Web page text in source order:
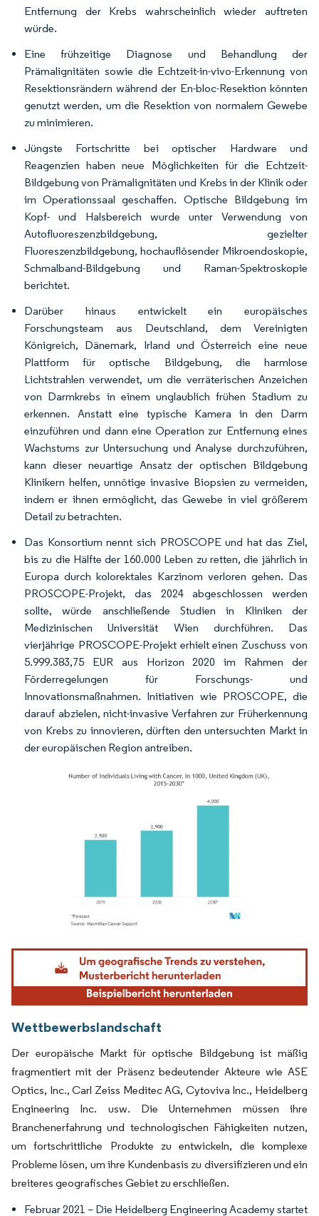
Entfernung der Krebs wahrscheinlich wieder auftreten
würde.
Eine frühzeitige Diagnose und Behandlung der
Prämalignitäten sowie die Echtzeit-in-vivo-Erkennung von
Resektionsrändern während der En-bloc-Resektion könnten
genutzt werden, um die Resektion von normalem Gewebe
zu minimieren.
Jüngste Fortschritte bei optischer Hardware und
Reagenzien haben neue Möglichkeiten für die Echtzeit-
Bildgebung von Prämalignitäten und Krebs in der Klinik oder
im Operationssaal geschaffen. Optische Bildgebung im
Kopf- und Halsbereich wurde unter Verwendung von
Autofluoreszenzbildgebung, gezielter
Fluoreszenzbildgebung, hochauflösender Mikroendoskopie,
Schmalband-Bildgebung und Raman-Spektroskopie
berichtet.
Darüber hinaus entwickelt ein europäisches
Forschungsteam aus Deutschland, dem Vereinigten
Königreich, Dänemark, Irland und Österreich eine neue
Plattform für optische Bildgebung, die harmlose
Lichtstrahlen verwendet, um die verräterischen Anzeichen
von Darmkrebs in einem unglaublich frühen Stadium zu
erkennen. Anstatt eine typische Kamera in den Darm
einzuführen und dann eine Operation zur Entfernung eines
Wachstums zur Untersuchung und Analyse durchzuführen,
kann dieser neuartige Ansatz der optischen Bildgebung
Klinikern helfen, unnötige invasive Biopsien zu vermeiden,
indem er ihnen ermöglicht, das Gewebe in viel größerem
Detail zu betrachten.
Das Konsortium nennt sich PROSCOPE und hat das Ziel,
bis zu die Hälfte der 160.000 Leben zu retten, die jährlich in
Europa durch kolorektales Karzinom verloren gehen. Das
PROSCOPE-Projekt, das 2024 abgeschlossen werden
sollte, würde anschließende Studien in Kliniken der
Medizinischen Universität Wien durchführen. Das
vierjährige PROSCOPE-Projekt erhielt einen Zuschuss von
5.999.383,75 EUR aus Horizon 2020 im Rahmen der
Förderregelungen für Forschungs- und
Innovationsmaßnahmen. Initiativen wie PROSCOPE, die
darauf abzielen, nicht-invasive Verfahren zur Früherkennung
von Krebs zu innovieren, dürften den untersuchten Markt in
der europäischen Region antreiben.
Bild © Mordor Intelligence. Wiederverwendung erfordert Namensnennung gemäß
Wettbewerbslandschaft
Der europäische Markt für optische Bildgebung ist mäßig
fragmentiert mit der Präsenz bedeutender Akteure wie ASE
Optics, Inc., Carl Zeiss Meditec AG, Cytoviva Inc., Heidelberg
Engineering Inc. usw. Die Unternehmen müssen ihre
Branchenerfahrung und technologischen Fähigkeiten nutzen,
um fortschrittliche Produkte zu entwickeln, die komplexe
Probleme lösen, um ihre Kundenbasis zu diversifizieren und ein
breiteres geografisches Gebiet zu erschließen.
Februar 2021 – Die Heidelberg Engineering Academy startet